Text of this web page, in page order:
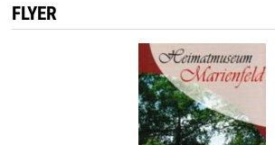
FLYER